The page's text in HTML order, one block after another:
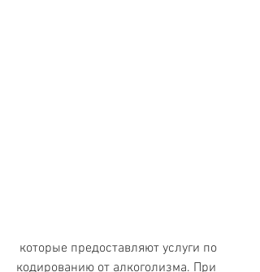
кодированию от алкоголизма. При